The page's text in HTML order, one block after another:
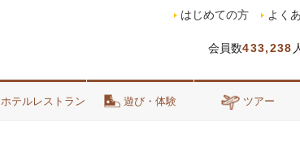
会員数433,238
はじめての方 よく
ホテルレストラン 遊び・体験 ツアー